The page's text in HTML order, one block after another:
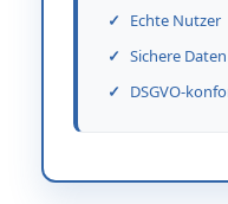
Echte Nutzer
Sichere Daten
DSGVO-